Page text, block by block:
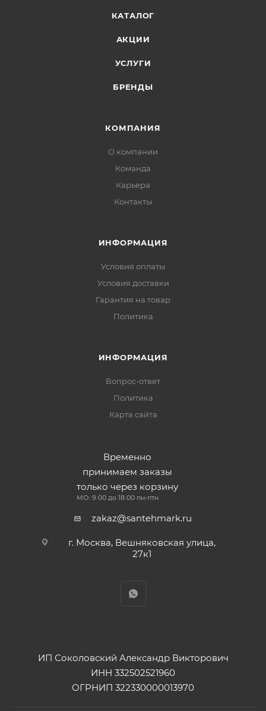
КАТАЛОГ
АКЦИИ
УСЛУГИ
БРЕНДЫ
КОМПАНИЯ
О компании
Команда
Карьера
Контакты
ИНФОРМАЦИЯ
Условия оплаты
Условия доставки
Гарантия на товар
Политика
ИНФОРМАЦИЯ
Вопрос-ответ
Политика
Карта сайта
Временно
принимаем заказы
только через корзину
МО: 9:00 до 18:00 пн-птн
zakaz@santehmark.ru
г. Москва, Вешняковская улица,
27к1
ИП Соколовский Александр Викторович
ИНН 332502521960
ОГРНИП 322330000013970